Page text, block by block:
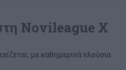
Novileague X
με καθημερινά πλούσια